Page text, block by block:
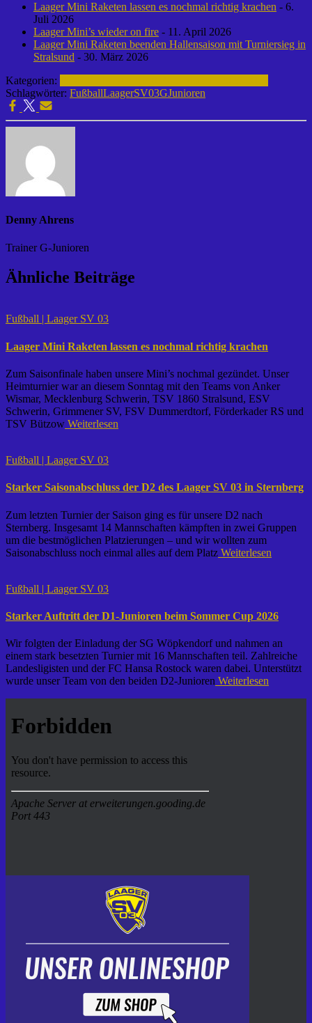
Laager Mini Raketen lassen es nochmal richtig krachen - 6.
Juli 2026
Laager Mini’s wieder on fire - 11. April 2026
Laager Mini Raketen beenden Hallensaison mit Turniersieg in
Stralsund - 30. März 2026
Kategorien:
Schlagwörter: FußballLaagerSV03GJunioren
Denny Ahrens
Trainer G-Junioren
Ähnliche Beiträge
Fußball | Laager SV 03
Laager Mini Raketen lassen es nochmal richtig krachen
Zum Saisonfinale haben unsere Mini’s nochmal gezündet. Unser
Heimturnier war an diesem Sonntag mit den Teams von Anker
Wismar, Mecklenburg Schwerin, TSV 1860 Stralsund, ESV
Schwerin, Grimmener SV, FSV Dummerdtorf, Förderkader RS und
TSV Bützow Weiterlesen
Fußball | Laager SV 03
Starker Saisonabschluss der D2 des Laager SV 03 in Sternberg
Zum letzten Turnier der Saison ging es für unsere D2 nach
Sternberg. Insgesamt 14 Mannschaften kämpften in zwei Gruppen
um die bestmöglichen Platzierungen – und wir wollten zum
Saisonabschluss noch einmal alles auf dem Platz Weiterlesen
Fußball | Laager SV 03
Starker Auftritt der D1-Junioren beim Sommer Cup 2026
Wir folgten der Einladung der SG Wöpkendorf und nahmen an
einem stark besetzten Turnier mit 16 Mannschaften teil. Zahlreiche
Landesligisten und der FC Hansa Rostock waren dabei. Unterstützt
wurde unser Team von den beiden D2-Junioren Weiterlesen